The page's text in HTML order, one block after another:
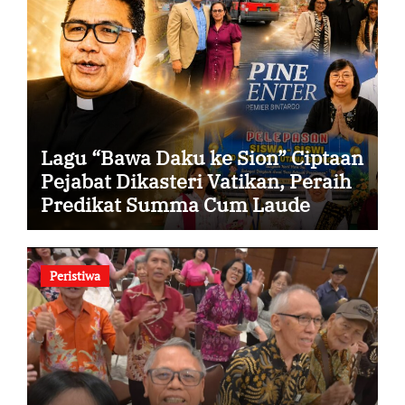
Lagu “Bawa Daku ke Sion” Ciptaan
Pejabat Dikasteri Vatikan, Peraih
Predikat Summa Cum Laude
Peristiwa